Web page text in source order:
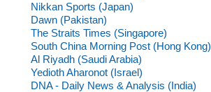
Nikkan Sports (Japan)
Dawn (Pakistan)
The Straits Times (Singapore)
South China Morning Post (Hong Kong)
Al Riyadh (Saudi Arabia)
Yedioth Aharonot (Israel)
DNA - Daily News & Analysis (India)